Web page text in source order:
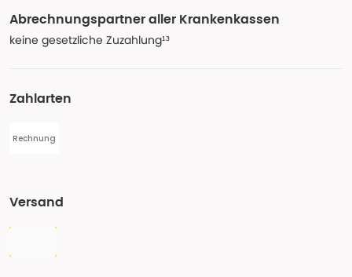
Abrechnungspartner aller Krankenkassen
keine gesetzliche Zuzahlung¹³
Zahlarten
Rechnung
Versand